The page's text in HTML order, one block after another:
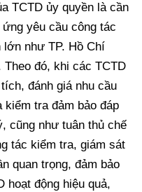
TCTD ủy quyền là cần
yêu cầu công tác
như TP. Hồ Chí
đó, khi các TCTD
đánh giá nhu cầu
tra đảm bảo đáp
cũng như tuân thủ chế
tác kiểm tra, giám sát
quan trọng, đảm bảo
hoạt động hiệu quả,